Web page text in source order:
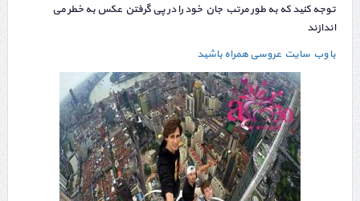
توجه کنید که به طور مرتب جان خود را در پی گرفتن عکس به خطر می
اندازند
با وب سایت عروسی همراه باشید